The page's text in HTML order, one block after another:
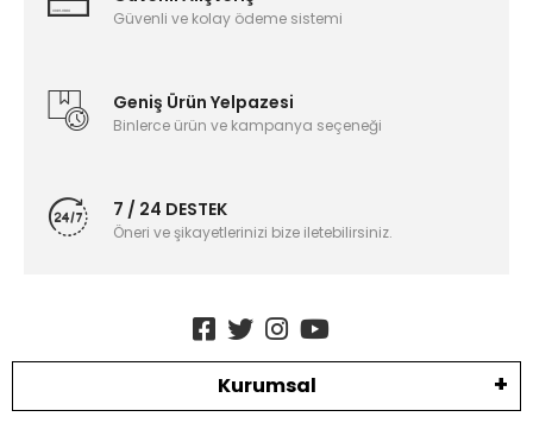
Güvenli ve kolay ödeme sistemi
Geniş Ürün Yelpazesi
Binlerce ürün ve kampanya seçeneği
7 / 24 DESTEK
Öneri ve şikayetlerinizi bize iletebilirsiniz.
Kurumsal